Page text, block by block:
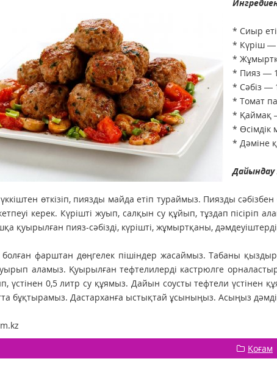
* Сиыр
* Күріш —
*
* Пияз —
* Сәбіз —
* Томат
* Қаймақ
* Өсімдік
* Дәміне
үккіштен өткізіп, пиязды майда етіп тураймыз. Пиязды
керек. Күрішті жуып, салқын су құйып, тұздап пісіріп
қуырылған пияз-сәбізді, күрішті, жұмыртқаны,
фарштан дөңгелек пішіндер жасаймыз. Табаны
аламыз. Қуырылған тефтелилерді кастрюлге
үстінен 0,5 литр су құямыз. Дайын соусты тефтели үстінен
бұқтырамыз. Дастарханға ыстықтай ұсыныңыз. Асыңыз
Қоғам